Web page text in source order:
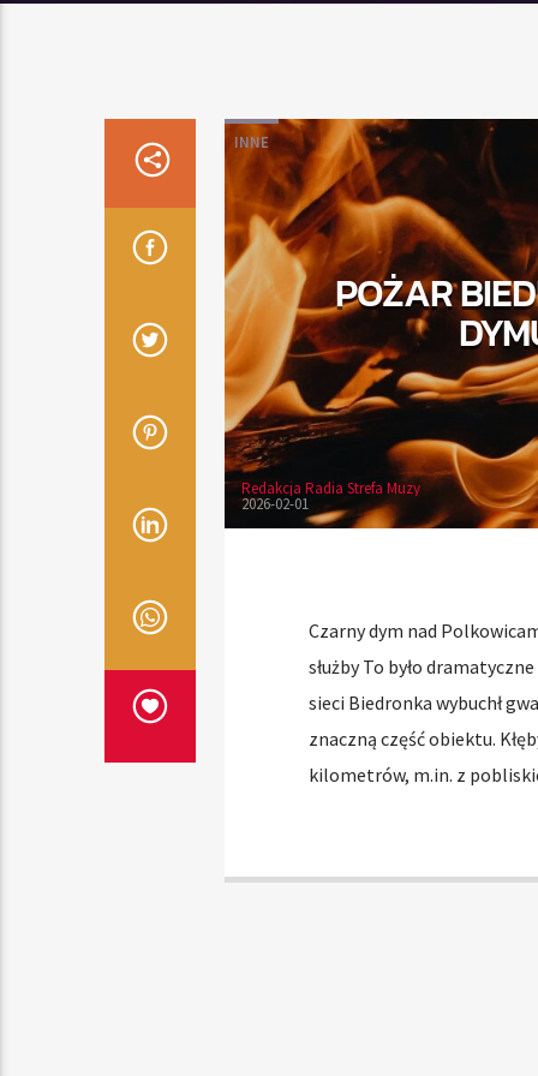
INNE
POŻAR
Redakcja Radia Strefa Muzy
2026-02-01
Czarny dym nad
służby To było
sieci Biedronka wybuchł
znaczną część obiektu.
kilometrów, m.in. z